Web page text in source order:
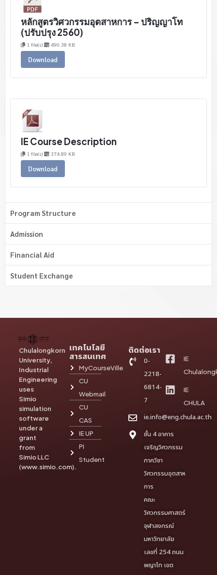
หลักสูตรวิศวกรรมอุตสาหการ – ปริญญาโท
(ปรับปรุง 2560)
1 file(s) 490.38 KB
Download
IE Course Description
1 file(s) 374.89 KB
Download
Program Structure
Admission
Financial Aid
Student Exchange
Chulalongkorn
University,
Industrial
Engineering
uses
Simio
simulation
software
under a
grant
from
Simio LLC
(www.simio.com).
เทคโนโลยี
สารสนเทศ
MyCourseVille
CU
Webmail
CU
CAS
IE UP
PI
Student
ติดต่อเรา
0-
2218-
6814-
7
ie.info@eng.chula.ac.th
ชั้น 4 อาคาร
เจริญวิศวกรรม
ภาควิชา
วิศวกรรมอุตสาห
การ
คณะ
วิศวกรรมศาสตร์
จุฬาลงกรณ์
มหาวิทยาลัย
เลขที่ 254 ถนน
พญาไท เขต
IE
IE
CHULA